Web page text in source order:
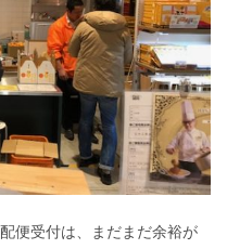
便受付は、まだまだ余裕が